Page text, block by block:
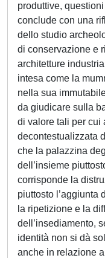
produttive,
conclude con una
dello studio
di conservazione e
architetture
intesa come la
nella sua
da giudicare sulla
di valore tali per cui
decontestualizzata
che la palazzina
dell’insieme
corrisponde la
piuttosto l’aggiunta
la ripetizione e la
dell’insediamento,
identità non si dà
anche in relazione